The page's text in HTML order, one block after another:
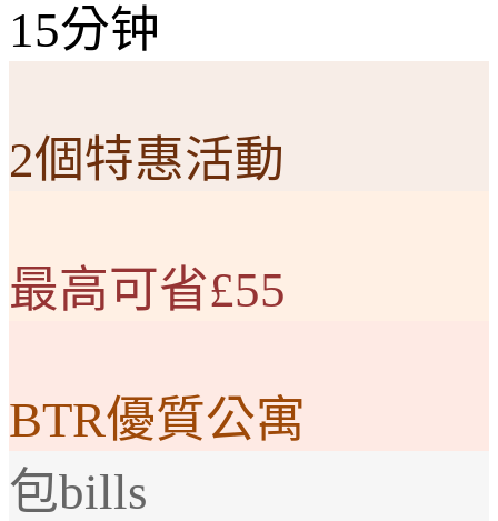
15分钟
2個特惠活動
最高可省£55
BTR優質公寓
包bills